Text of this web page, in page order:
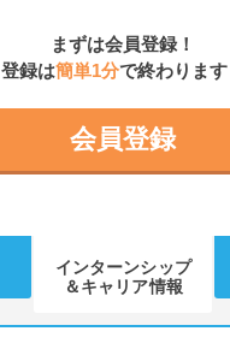
まずは会員登録！
登録は簡単1分で終わります
会員登録
インターンシップ
＆キャリア情報